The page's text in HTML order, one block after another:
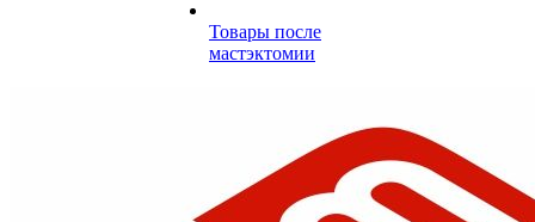
Товары после
мастэктомии